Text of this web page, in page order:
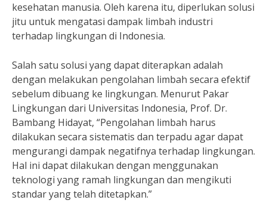
kesehatan manusia. Oleh karena itu, diperlukan solusi
jitu untuk mengatasi dampak limbah industri
terhadap lingkungan di Indonesia.
Salah satu solusi yang dapat diterapkan adalah
dengan melakukan pengolahan limbah secara efektif
sebelum dibuang ke lingkungan. Menurut Pakar
Lingkungan dari Universitas Indonesia, Prof. Dr.
Bambang Hidayat, “Pengolahan limbah harus
dilakukan secara sistematis dan terpadu agar dapat
mengurangi dampak negatifnya terhadap lingkungan.
Hal ini dapat dilakukan dengan menggunakan
teknologi yang ramah lingkungan dan mengikuti
standar yang telah ditetapkan.”